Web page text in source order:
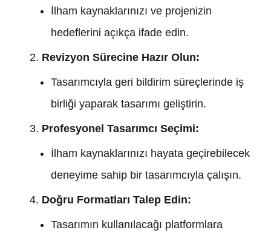
İlham kaynaklarınızı ve projenizin
hedeflerini açıkça ifade edin.
Revizyon Sürecine Hazır Olun:
Tasarımcıyla geri bildirim süreçlerinde iş
birliği yaparak tasarımı geliştirin.
Profesyonel Tasarımcı Seçimi:
İlham kaynaklarınızı hayata geçirebilecek
deneyime sahip bir tasarımcıyla çalışın.
Doğru Formatları Talep Edin:
Tasarımın kullanılacağı platformlara